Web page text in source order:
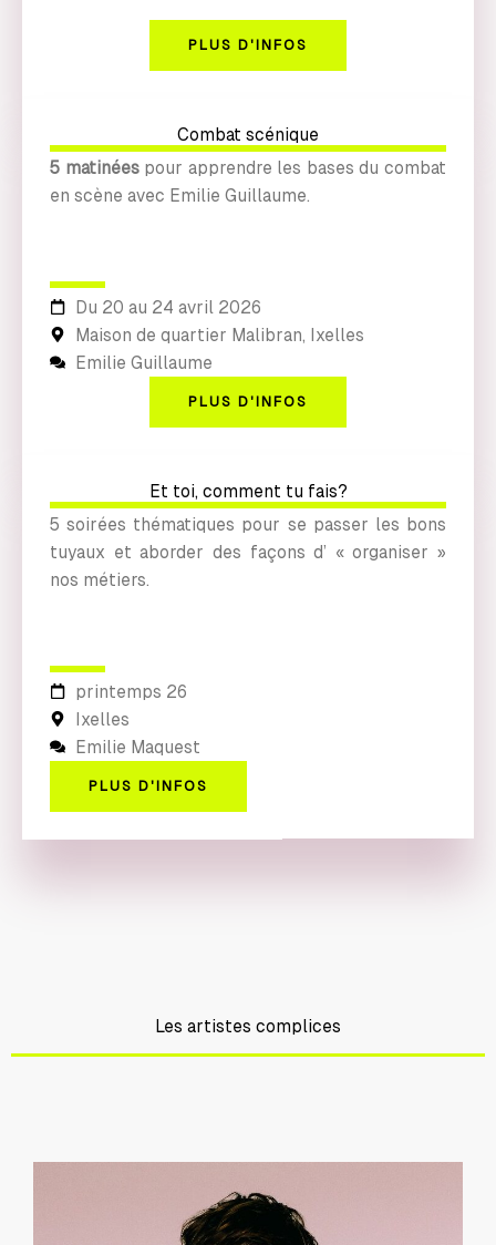
PLUS D'INFOS
Combat scénique
5 matinées pour apprendre les bases du combat
en scène avec Emilie Guillaume.
Du 20 au 24 avril 2026
Maison de quartier Malibran, Ixelles
Emilie Guillaume
PLUS D'INFOS
Et toi, comment tu fais?
5 soirées thématiques pour se passer les bons
tuyaux et aborder des façons d’ « organiser »
nos métiers.
printemps 26
Ixelles
Emilie Maquest
PLUS D'INFOS
Les artistes complices